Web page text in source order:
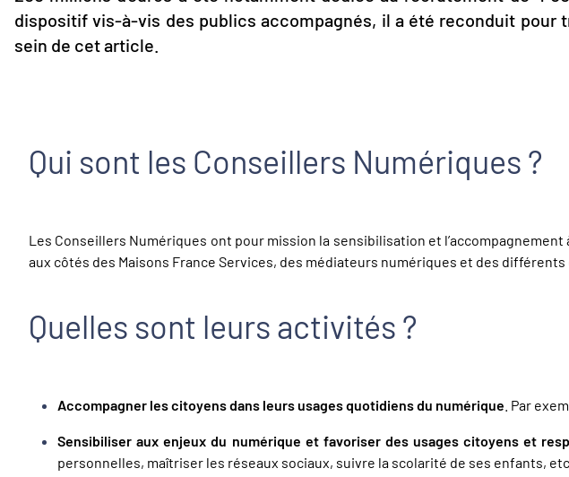
dispositif vis-à-vis des publics accompagnés, il a été reconduit pour
sein de cet article.
Qui sont les Conseillers Numériques ?
Les Conseillers Numériques ont pour mission la sensibilisation et
aux côtés des Maisons France Services, des médiateurs numériques et des
Quelles sont leurs activités ?
Accompagner les citoyens dans leurs usages quotidiens du numérique . Par
Sensibiliser aux enjeux du numérique et favoriser des usages citoyens et
personnelles, maîtriser les réseaux sociaux, suivre la scolarité de ses enfants,